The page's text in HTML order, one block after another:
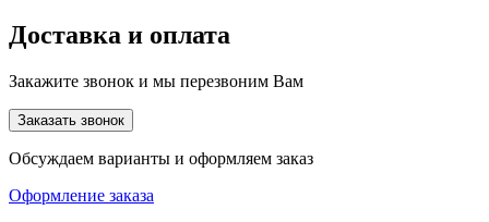
Доставка и оплата
Закажите звонок и мы перезвоним Вам
Заказать звонок
Обсуждаем варианты и оформляем заказ
Оформление заказа